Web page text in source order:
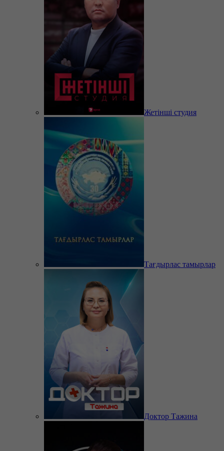
Жетінші студия
Тағдырлас тамырлар
Доктор Тажина